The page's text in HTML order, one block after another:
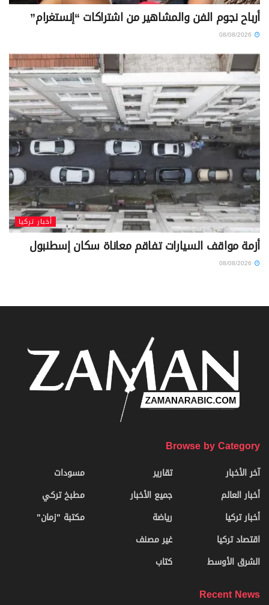
أرباح نجوم الفن والمشاهير من اشتراكات “إنستغرام”
أخبار تركيا
أزمة مواقف السيارات تفاقم معاناة سكان إسطنبول
Browse by Category
آخر الأخبار
أخبار العالم
أخبار تركيا
اقتصاد تركيا
الشرق الأوسط
تقارير
جميع الأخبار
رياضة
غير مصنف
كتاب
مسودات
مطبخ تركي
مكتبة "زمان"
Recent News